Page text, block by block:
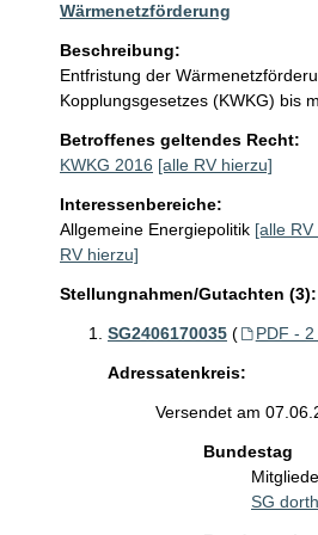
Wärmenetzförderung
Beschreibung:
Entfristung der
Kopplungsgesetzes (KWKG) bis
Betroffenes geltendes Recht:
KWKG 2016 [alle RV hierzu]
Interessenbereiche:
Allgemeine Energiepolitik [alle RV
RV hierzu]
Stellungnahmen/Gutachten (3):
SG2406170035 ( PDF -
Adressatenkreis:
Versendet am
Bundestag
SG